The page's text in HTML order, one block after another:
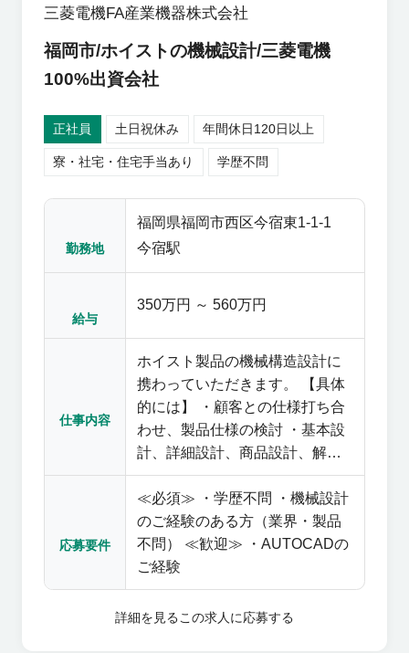
三菱電機FA産業機器株式会社
福岡市/ホイストの機械設計/三菱電機
100%出資会社
正社員 土日祝休み 年間休日120日以上
寮・社宅・住宅手当あり 学歴不問
勤務地
福岡県福岡市西区今宿東1-1-1
今宿駅
給与
350万円 ～ 560万円
仕事内容
ホイスト製品の機械構造設計に
携わっていただきます。 【具体
的には】 ・顧客との仕様打ち合
わせ、製品仕様の検討 ・基本設
計、詳細設計、商品設計、解
析、評価・実験 【組織構成】 ホ
イスト設計課（19名/機械設計4
人、電気設計4人、ソフト部分1
名） 今回は育成を視野に入れた
採用です。 【業務の特色】 ◎約
7割がオーダー品となるため、直
接お客様と打ち合わせし、部品
応募要件
≪必須≫ ・学歴不問 ・機械設計
のご経験のある方（業界・製品
不問） ≪歓迎≫ ・AUTOCADの
ご経験
詳細を見るこの求人に応募する